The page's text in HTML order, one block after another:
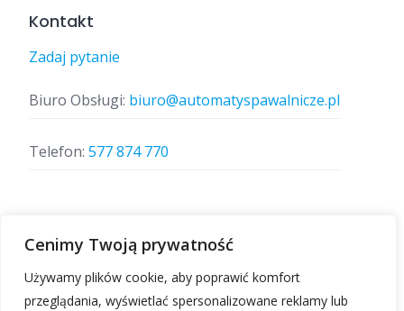
Cenimy Twoją prywatność
Używamy plików cookie, aby poprawić komfort
przeglądania, wyświetlać spersonalizowane reklamy lub
Kontakt
Zadaj pytanie
Biuro Obsługi: biuro@automatyspawalnicze.pl
Telefon: 577 874 770